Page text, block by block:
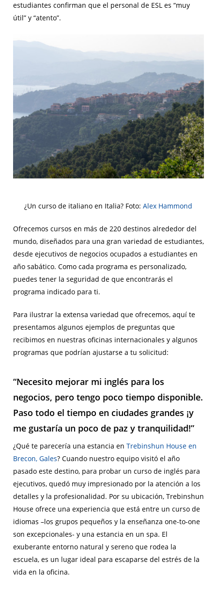
estudiantes confirman que el personal de ESL es “muy
útil” y “atento”.
¿Un curso de italiano en Italia? Foto:Alex Hammond
Ofrecemos cursos en más de 220 destinos alrededor del
mundo, diseñados para una gran variedad de estudiantes,
desde ejecutivos de negocios ocupados a estudiantes en
año sabático. Como cada programa es personalizado,
puedes tener la seguridad de que encontrarás el
programa indicado para ti.
Para ilustrar la extensa variedad que ofrecemos, aquí te
presentamos algunos ejemplos de preguntas que
recibimos en nuestras oficinas internacionales y algunos
programas que podrían ajustarse a tu solicitud:
“Necesito mejorar mi inglés para los
negocios, pero tengo poco tiempo disponible.
Paso todo el tiempo en ciudades grandes ¡y
me gustaría un poco de paz y tranquilidad!”
¿Qué te parecería una estancia en Trebinshun House en
Brecon, Gales? Cuando nuestro equipo visitó el año
pasado este destino, para probar un curso de inglés para
ejecutivos, quedó muy impresionado por la atención a los
detalles y la profesionalidad. Por su ubicación, Trebinshun
House ofrece una experiencia que está entre un curso de
idiomas –los grupos pequeños y la enseñanza one-to-one
son excepcionales- y una estancia en un spa. El
exuberante entorno natural y sereno que rodea la
escuela, es un lugar ideal para escaparse del estrés de la
vida en la oficina.